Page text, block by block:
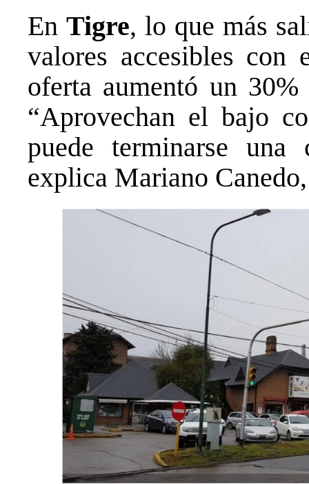
En Tigre, lo que más
valores accesibles con
oferta aumentó un 30%
“Aprovechan el bajo
puede terminarse
explica Mariano